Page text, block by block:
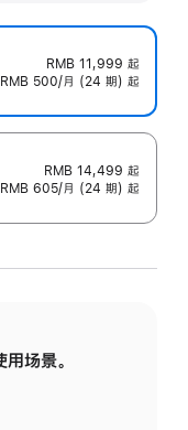
RMB 11,999 起
500/月 (24 期) 起
RMB 14,499 起
605/月 (24 期) 起
场景。